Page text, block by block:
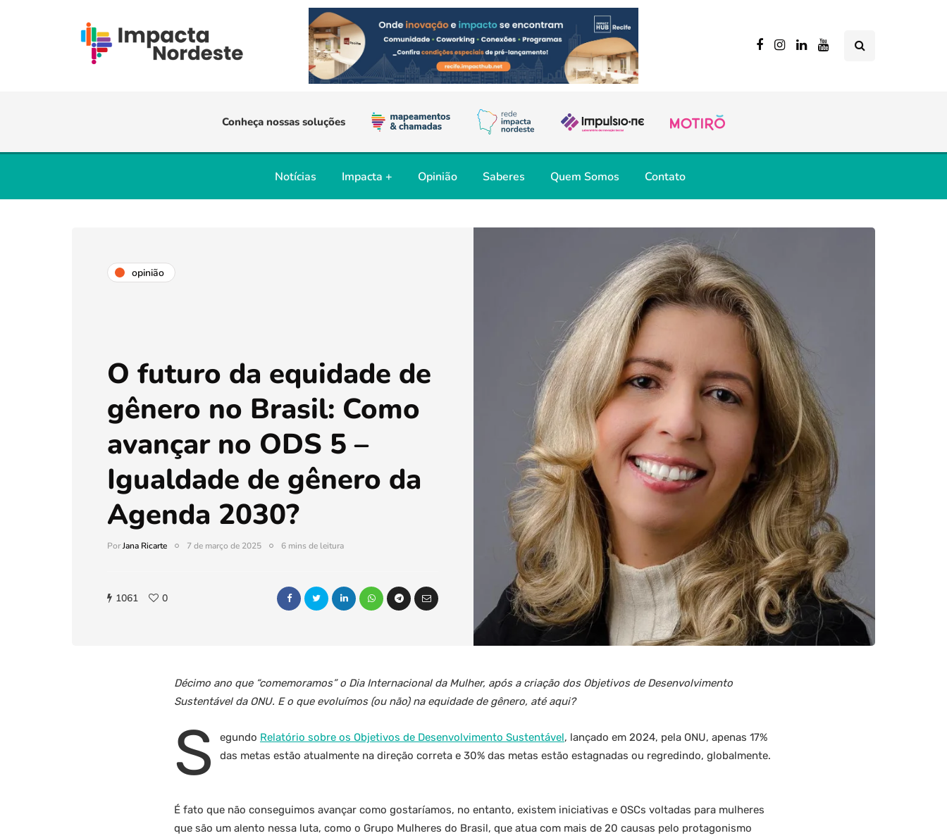
Conheça nossas soluções
Notícias Impacta + Opinião Saberes Quem Somos Contato
opinião
O futuro da equidade de
gênero no Brasil: Como
avançar no ODS 5 –
Igualdade de gênero da
Agenda 2030?
PorJana Ricarte 7 de março de 2025 6 mins de leitura
1061 0
Décimo ano que “comemoramos” o Dia Internacional da Mulher, após a criação dos Objetivos de Desenvolvimento
Sustentável da ONU. E o que evoluímos (ou não) na equidade de gênero, até aqui?
S egundo Relatório sobre os Objetivos de Desenvolvimento Sustentável, lançado em 2024, pela ONU, apenas 17%
das metas estão atualmente na direção correta e 30% das metas estão estagnadas ou regredindo, globalmente.
É fato que não conseguimos avançar como gostaríamos, no entanto, existem iniciativas e OSCs voltadas para mulheres
que são um alento nessa luta, como o Grupo Mulheres do Brasil, que atua com mais de 20 causas pelo protagonismo